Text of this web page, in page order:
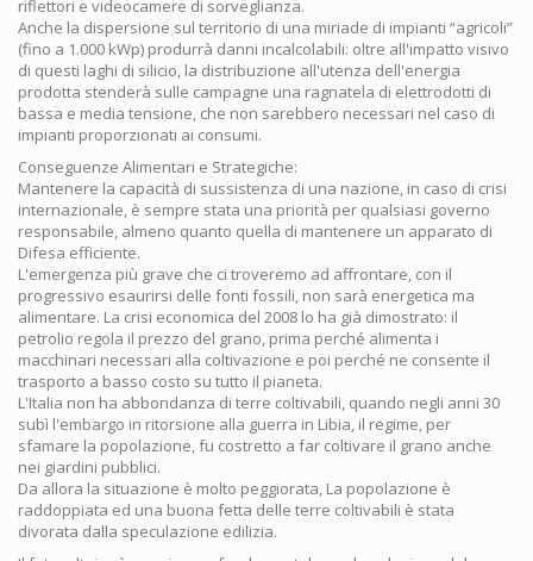
riflettori e videocamere di sorveglianza.
Anche la dispersione sul territorio di una miriade di impianti “agricoli”
(fino a 1.000 kWp) produrrà danni incalcolabili: oltre all'impatto visivo
di questi laghi di silicio, la distribuzione all'utenza dell'energia
prodotta stenderà sulle campagne una ragnatela di elettrodotti di
bassa e media tensione, che non sarebbero necessari nel caso di
impianti proporzionati ai consumi.
Conseguenze Alimentari e Strategiche:
Mantenere la capacità di sussistenza di una nazione, in caso di crisi
internazionale, è sempre stata una priorità per qualsiasi governo
responsabile, almeno quanto quella di mantenere un apparato di
Difesa efficiente.
L'emergenza più grave che ci troveremo ad affrontare, con il
progressivo esaurirsi delle fonti fossili, non sarà energetica ma
alimentare. La crisi economica del 2008 lo ha già dimostrato: il
petrolio regola il prezzo del grano, prima perché alimenta i
macchinari necessari alla coltivazione e poi perché ne consente il
trasporto a basso costo su tutto il pianeta.
L'Italia non ha abbondanza di terre coltivabili, quando negli anni 30
subì l'embargo in ritorsione alla guerra in Libia, il regime, per
sfamare la popolazione, fu costretto a far coltivare il grano anche
nei giardini pubblici.
Da allora la situazione è molto peggiorata, La popolazione è
raddoppiata ed una buona fetta delle terre coltivabili è stata
divorata dalla speculazione edilizia.